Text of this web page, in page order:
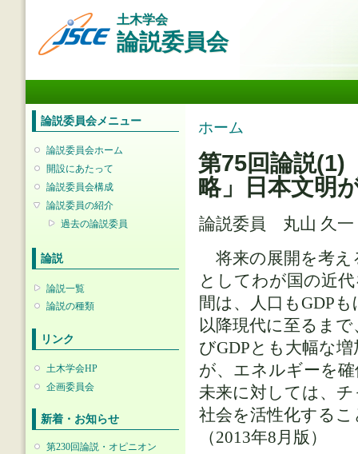
土木学会
論説委員会
論説委員会メニュー
論説委員会ホーム
開設にあたって
論説委員会構成
論説委員の紹介
過去の論説委員
論説
論説一覧
論説の種類
リンク
土木学会HP
企画委員会
新着・お知らせ
第230回論説・オピニオン
現在地
ホーム
第75回論説(1)
略」日本文明
論説委員 丸山 久
将来の展開を考え
としてわが国の近
間は、人口もGDP
以降現代に至るま
びGDPとも大幅な
が、エネルギーを
未来に対しては、
社会を活性化する
（2013年8月版）